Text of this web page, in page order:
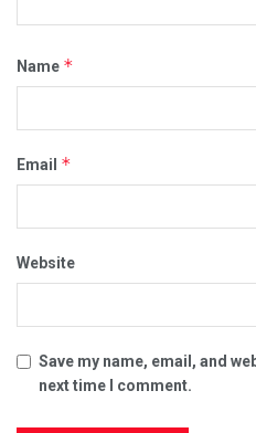
Name *
Email *
Website
Save my name, email, and
next time I comment.